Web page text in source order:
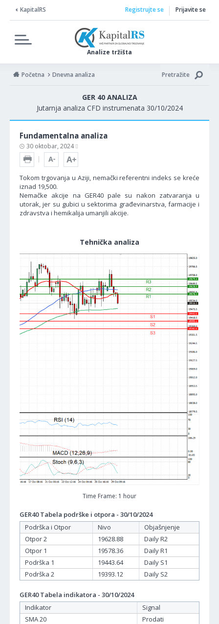
KapitalRS
Analize tržišta
Registrujte se Prijavite se
Početna Dnevna analiza Pretražite
GER 40 ANALIZA
Jutarnja analiza CFD instrumenata 30/10/2024
Fundamentalna analiza
30 oktobar, 2024
Tokom trgovanja u Aziji, nemački referentni indeks se kreće
iznad 19,500.
Nemačke akcije na GER40 pale su nakon zatvaranja u
utorak, jer su gubici u sektorima građevinarstva, farmacije i
zdravstva i hemikalija umanjili akcije.
Tehnička analiza
Time Frame: 1 hour
GER40 Tabela podrške i otpora - 30/10/2024
Podrška i Otpor
Nivo
Objašnjenje
Otpor 2
19628.88
Daily R2
Otpor 1
19578.36
Daily R1
Podrška 1
19443.64
Daily S1
Podrška 2
19393.12 Daily S2
GER40 Tabela indikatora - 30/10/2024
Indikator
Signal
SMA 20
Prodati